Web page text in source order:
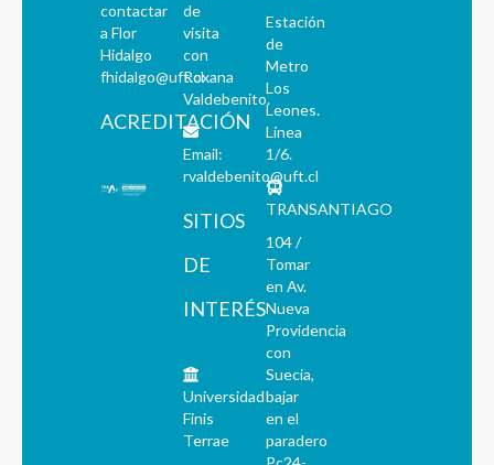
contactar
a Flor
Hidalgo
fhidalgo@uft.cl
ACREDITACIÓN
de
visita
con
Roxana
Valdebenito.
Email:
rvaldebenito@uft.cl
SITIOS
DE
INTERÉS
Universidad
Finis
Terrae
Estación
de
Metro
Los
Leones.
Línea
1/6.
TRANSANTIAGO
104 /
Tomar
en Av.
Nueva
Providencia
con
Suecia,
bajar
en el
paradero